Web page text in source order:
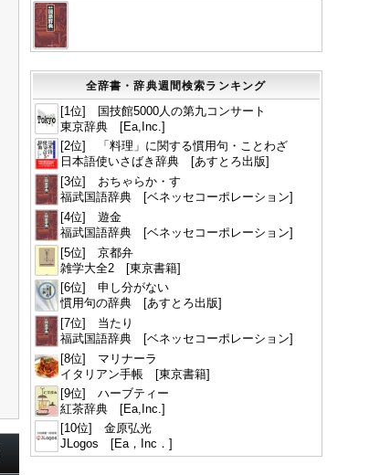
全辞書・辞典週間検索ランキング
[1位] 国技館5000人の第九コンサート
東京辞典 [Ea,Inc.]
[2位] 「料理」に関する慣用句・ことわざ
日本語使いさばき辞典 [あすとろ出版]
[3位] おちゃらか・す
福武国語辞典 [ベネッセコーポレーション]
[4位] 遊金
福武国語辞典 [ベネッセコーポレーション]
[5位] 京都弁
雑学大全2 [東京書籍]
[6位] 申し分がない
慣用句の辞典 [あすとろ出版]
[7位] 当たり
福武国語辞典 [ベネッセコーポレーション]
[8位] マリナーラ
イタリアン手帳 [東京書籍]
[9位] ハーブティー
紅茶辞典 [Ea,Inc.]
[10位] 金原弘光
JLogos [Ea，Inc．]